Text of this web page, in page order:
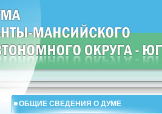
ОБЩИЕ СВЕДЕНИЯ О ДУМЕ